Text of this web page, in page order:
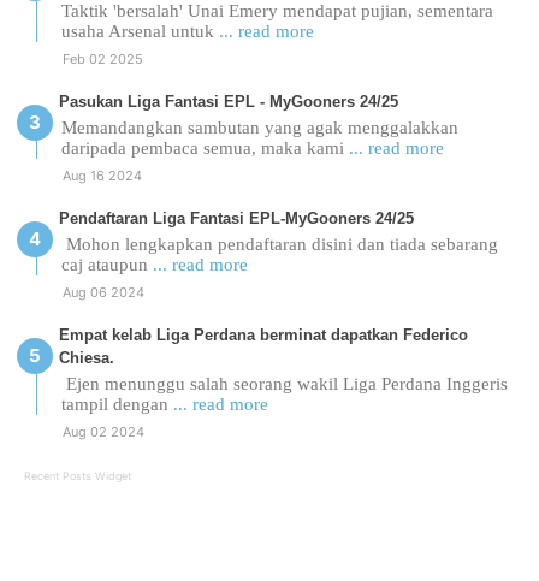
Taktik 'bersalah' Unai Emery mendapat pujian, sementara
usaha Arsenal untuk ... read more
Feb 02 2025
Pasukan Liga Fantasi EPL - MyGooners 24/25
Memandangkan sambutan yang agak menggalakkan
daripada pembaca semua, maka kami ... read more
Aug 16 2024
Pendaftaran Liga Fantasi EPL-MyGooners 24/25
Mohon lengkapkan pendaftaran disini dan tiada sebarang
caj ataupun ... read more
Aug 06 2024
Empat kelab Liga Perdana berminat dapatkan Federico
Chiesa.
Ejen menunggu salah seorang wakil Liga Perdana Inggeris
tampil dengan ... read more
Aug 02 2024
Recent Posts Widget